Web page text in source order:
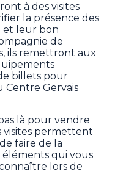
à des visites
la présence des
et leur bon
de
ils remettront aux
billets pour
Centre Gervais
là pour vendre
visites permettent
faire de la
éléments qui vous
lors de